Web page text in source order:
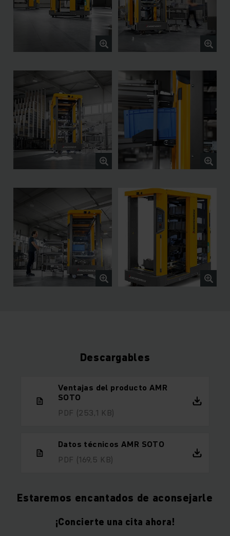
Descargables
Ventajas del producto AMR
SOTO
PDF (253,1 KB)
Datos técnicos AMR SOTO
PDF (169,5 KB)
Estaremos encantados de aconsejarle
¡Concierte una cita ahora!